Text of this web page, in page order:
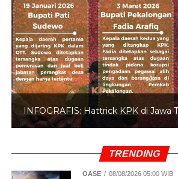
Operasi Zebra LK 2025, Tekan
di Jalan Raya
DON'T MISS
Polres Pelalawan Ringkus
INFOGRAFIS: Hattrick KPK di Jawa
TRENDING
OASE 08/08/2026 05:00 WIB